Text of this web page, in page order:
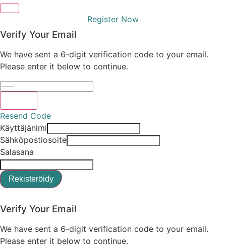
Register Now
Verify Your Email
We have sent a 6-digit verification code to your email.
Please enter it below to continue.
Resend Code
Käyttäjänimi
Sähköpostiosoite
Salasana
Rekisteröidy
Verify Your Email
We have sent a 6-digit verification code to your email.
Please enter it below to continue.